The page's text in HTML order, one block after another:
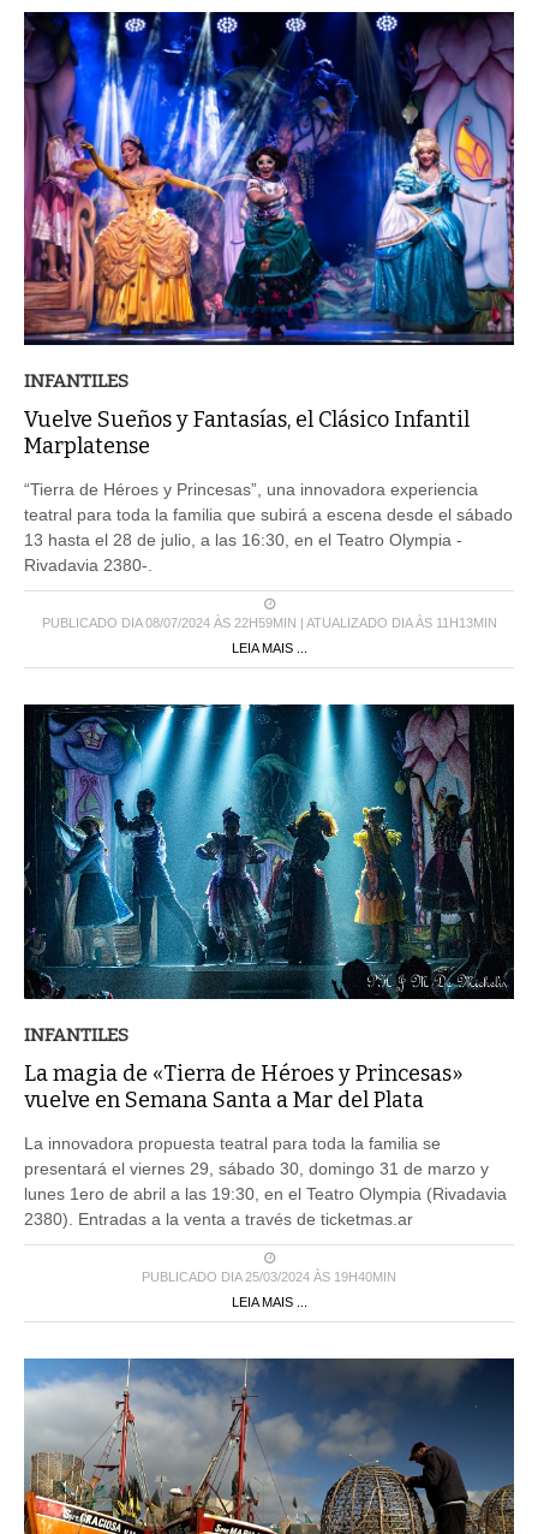
INFANTILES
Vuelve Sueños y Fantasías, el Clásico Infantil
Marplatense
“Tierra de Héroes y Princesas”, una innovadora experiencia
teatral para toda la familia que subirá a escena desde el sábado
13 hasta el 28 de julio, a las 16:30, en el Teatro Olympia -
Rivadavia 2380-.
PUBLICADO DIA 08/07/2024 ÀS 22H59MIN | ATUALIZADO DIA ÀS 11H13MIN
LEIA MAIS ...
INFANTILES
La magia de «Tierra de Héroes y Princesas»
vuelve en Semana Santa a Mar del Plata
La innovadora propuesta teatral para toda la familia se
presentará el viernes 29, sábado 30, domingo 31 de marzo y
lunes 1ero de abril a las 19:30, en el Teatro Olympia (Rivadavia
2380). Entradas a la venta a través de ticketmas.ar
PUBLICADO DIA 25/03/2024 ÀS 19H40MIN
LEIA MAIS ...